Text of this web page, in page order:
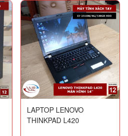
LAPTOP LENOVO
THINKPAD L420